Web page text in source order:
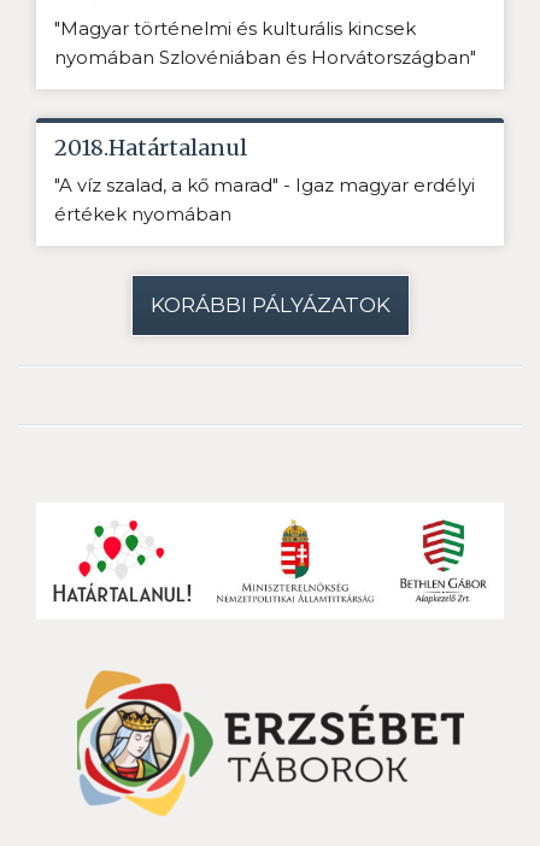
"Magyar történelmi és kulturális kincsek
nyomában Szlovéniában és Horvátországban"
2018.Határtalanul
"A víz szalad, a kő marad" - Igaz magyar erdélyi
értékek nyomában
KORÁBBI PÁLYÁZATOK